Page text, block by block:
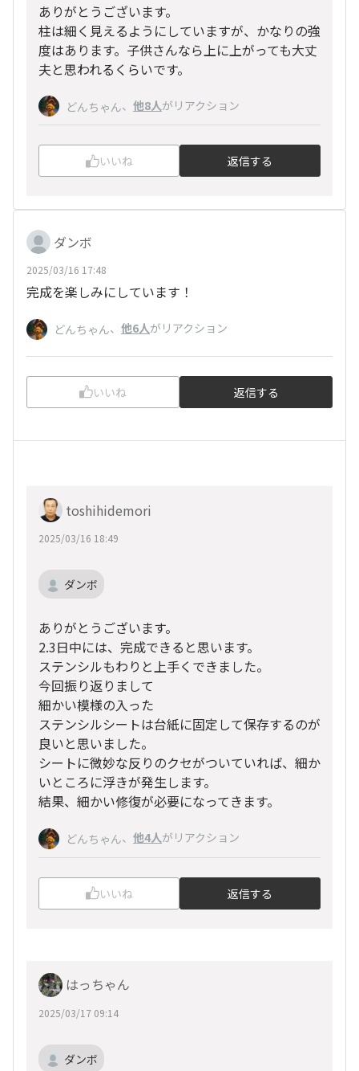
ありがとうございます。
柱は細く見えるようにしていますが、かなりの強
度はあります。子供さんなら上に上がっても大丈
夫と思われるくらいです。
どんちゃん、 他8人がリアクション
いいね 返信する
ダンボ
2025/03/16 17:48
完成を楽しみにしています！
どんちゃん、 他6人がリアクション
いいね 返信する
toshihidemori
2025/03/16 18:49
ダンボ
ありがとうございます。
2.3日中には、完成できると思います。
ステンシルもわりと上手くできました。
今回振り返りまして
細かい模様の入った
ステンシルシートは台紙に固定して保存するのが
良いと思いました。
シートに微妙な反りのクセがついていれば、細か
いところに浮きが発生します。
結果、細かい修復が必要になってきます。
どんちゃん、 他4人がリアクション
いいね 返信する
はっちゃん
2025/03/17 09:14
ダンボ